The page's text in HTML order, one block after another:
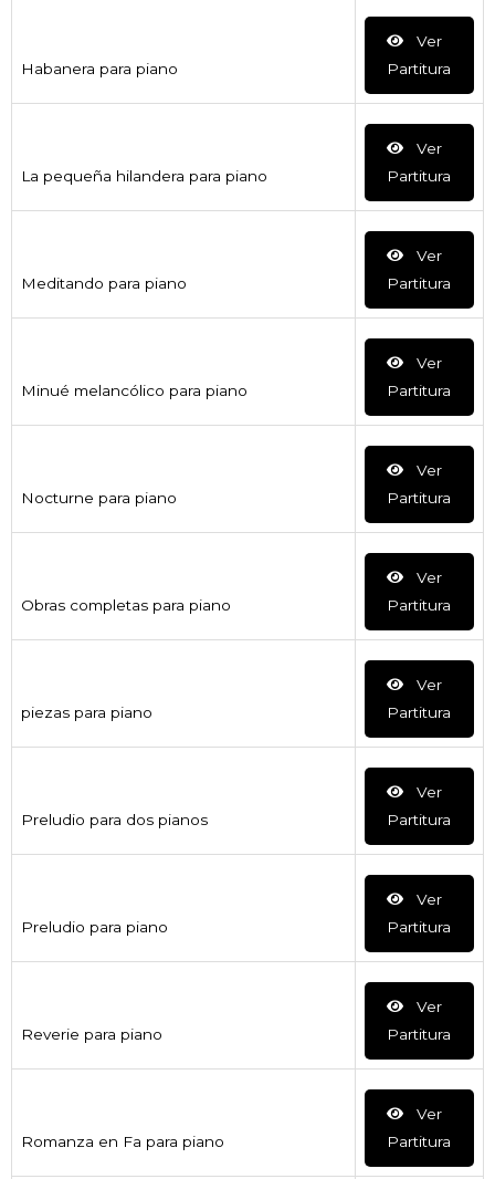
Habanera para piano
Ver
Partitura
La pequeña hilandera para piano
Ver
Partitura
Meditando para piano
Ver
Partitura
Minué melancólico para piano
Ver
Partitura
Nocturne para piano
Ver
Partitura
Obras completas para piano
Ver
Partitura
piezas para piano
Ver
Partitura
Preludio para dos pianos
Ver
Partitura
Preludio para piano
Ver
Partitura
Reverie para piano
Ver
Partitura
Romanza en Fa para piano
Ver
Partitura